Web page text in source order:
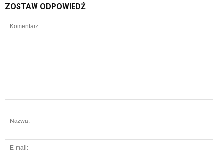
ZOSTAW ODPOWIEDŹ